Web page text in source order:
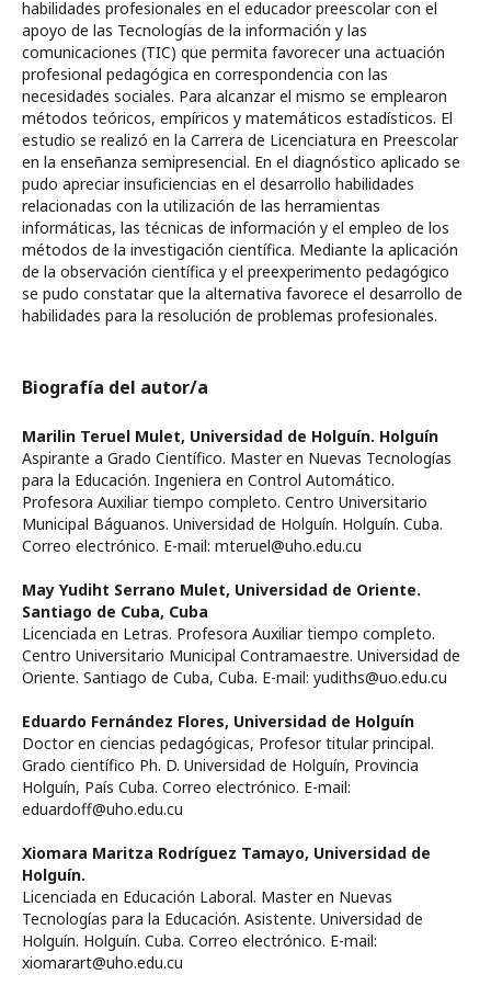
habilidades profesionales en el educador preescolar con el
apoyo de las Tecnologías de la información y las
comunicaciones (TIC) que permita favorecer una actuación
profesional pedagógica en correspondencia con las
necesidades sociales. Para alcanzar el mismo se emplearon
métodos teóricos, empíricos y matemáticos estadísticos. El
estudio se realizó en la Carrera de Licenciatura en Preescolar
en la enseñanza semipresencial. En el diagnóstico aplicado se
pudo apreciar insuficiencias en el desarrollo habilidades
relacionadas con la utilización de las herramientas
informáticas, las técnicas de información y el empleo de los
métodos de la investigación científica. Mediante la aplicación
de la observación científica y el preexperimento pedagógico
se pudo constatar que la alternativa favorece el desarrollo de
habilidades para la resolución de problemas profesionales.
Biografía del autor/a
Marilin Teruel Mulet, Universidad de Holguín. Holguín
Aspirante a Grado Científico. Master en Nuevas Tecnologías
para la Educación. Ingeniera en Control Automático.
Profesora Auxiliar tiempo completo. Centro Universitario
Municipal Báguanos. Universidad de Holguín. Holguín. Cuba.
Correo electrónico. E-mail: mteruel@uho.edu.cu
May Yudiht Serrano Mulet, Universidad de Oriente.
Santiago de Cuba, Cuba
Licenciada en Letras. Profesora Auxiliar tiempo completo.
Centro Universitario Municipal Contramaestre. Universidad de
Oriente. Santiago de Cuba, Cuba. E-mail: yudiths@uo.edu.cu
Eduardo Fernández Flores, Universidad de Holguín
Doctor en ciencias pedagógicas, Profesor titular principal.
Grado científico Ph. D. Universidad de Holguín, Provincia
Holguín, País Cuba. Correo electrónico. E-mail:
eduardoff@uho.edu.cu
Xiomara Maritza Rodríguez Tamayo, Universidad de
Holguín.
Licenciada en Educación Laboral. Master en Nuevas
Tecnologías para la Educación. Asistente. Universidad de
Holguín. Holguín. Cuba. Correo electrónico. E-mail:
xiomarart@uho.edu.cu